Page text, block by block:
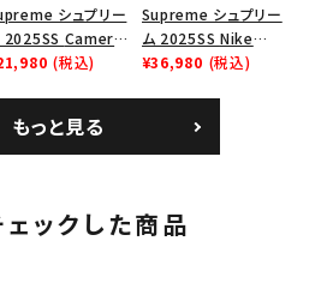
シュプリー
Camera
+ Mini Pouch
(税込)
Supreme シュプリー
ム 2025SS Nike
Leather Shoulder
¥36,980 (税込)
もっと見る
ックした商品